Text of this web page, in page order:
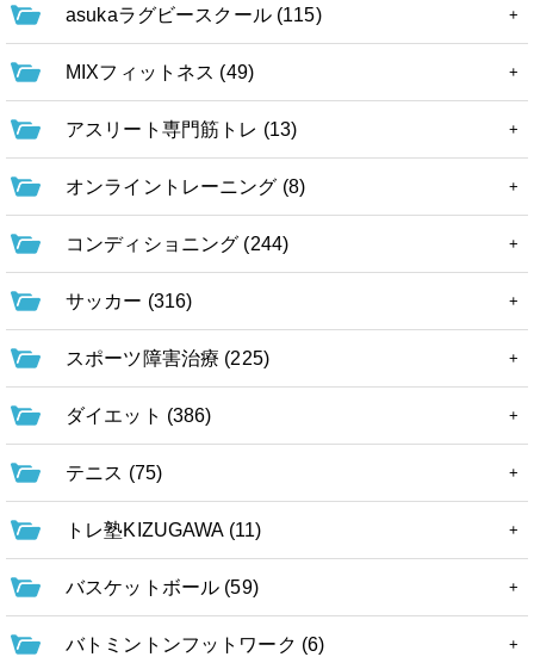
asukaラグビースクール (115)
MIXフィットネス (49)
アスリート専門筋トレ (13)
オンライントレーニング (8)
コンディショニング (244)
サッカー (316)
スポーツ障害治療 (225)
ダイエット (386)
テニス (75)
トレ塾KIZUGAWA (11)
バスケットボール (59)
バトミントンフットワーク (6)